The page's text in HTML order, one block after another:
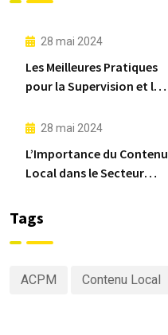
28 mai 2024
Les Meilleures Pratiques
pour la Supervision et la
Miniers
28 mai 2024
L’Importance du Contenu
Local dans le Secteur
Tags
ACPM Contenu Local